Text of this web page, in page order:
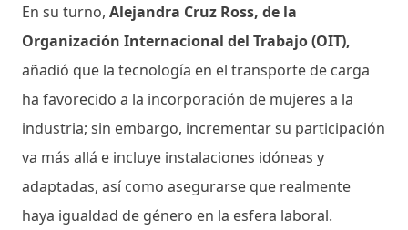
En su turno, Alejandra Cruz Ross, de la
Organización Internacional del Trabajo (OIT),
añadió que la tecnología en el transporte de carga
ha favorecido a la incorporación de mujeres a la
industria; sin embargo, incrementar su participación
va más allá e incluye instalaciones idóneas y
adaptadas, así como asegurarse que realmente
haya igualdad de género en la esfera laboral.